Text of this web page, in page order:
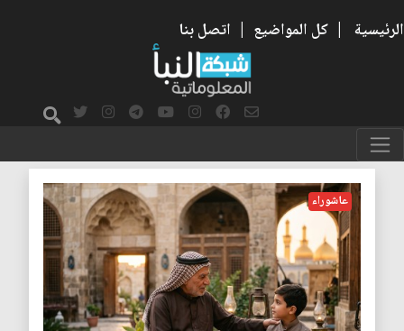
الرئيسية | كل المواضيع | اتصل بنا
الاجيال
عاشوراء